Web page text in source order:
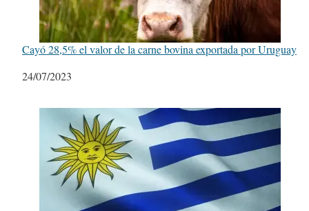
Cayó 28,5% el valor de la carne bovina exportada por Uruguay
Fecha
24/07/2023